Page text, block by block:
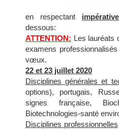
en respectant
dessous:
ATTENTION: Les lauréats
examens
vœux.
22 et 23 juillet 2020
Disciplines générales et
options), portugais,
signes française,
Biotechnologies-santé
Disciplines professionnelles